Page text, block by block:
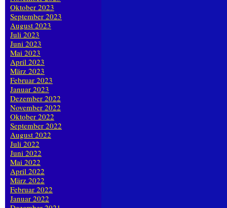
Oktober 2023
September 2023
August 2023
Juli 2023
Juni 2023
Mai 2023
April 2023
März 2023
Februar 2023
Januar 2023
Dezember 2022
November 2022
Oktober 2022
September 2022
August 2022
Juli 2022
Juni 2022
Mai 2022
April 2022
März 2022
Februar 2022
Januar 2022